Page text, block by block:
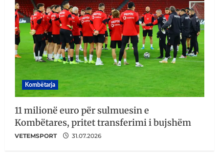
Kombëtarja
11 milionë euro për sulmuesin e
Kombëtares, pritet transferimi i bujshëm
VETEMSPORT 31.07.2026